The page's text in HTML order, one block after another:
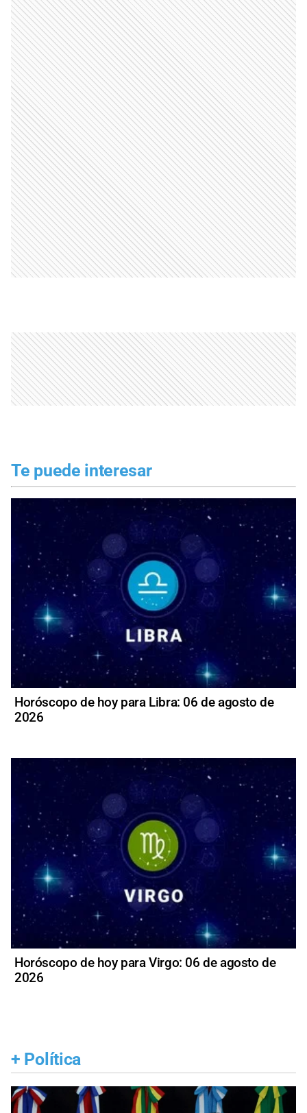
Te puede interesar
Horóscopo de hoy para Libra: 06 de agosto de
2026
Horóscopo de hoy para Virgo: 06 de agosto de
2026
+ Política